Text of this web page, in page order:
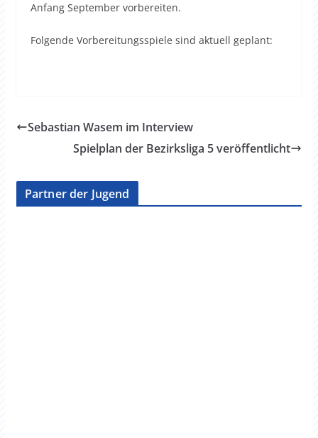
Anfang September vorbereiten.
Folgende Vorbereitungsspiele sind aktuell geplant:
Sebastian Wasem im Interview
Spielplan der Bezirksliga 5 veröffentlicht
Partner der Jugend